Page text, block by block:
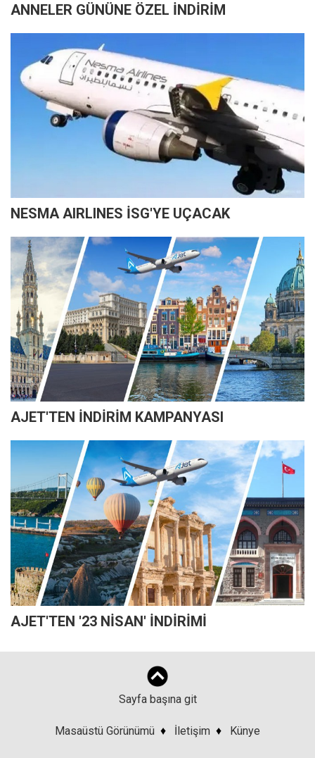
ANNELER GÜNÜNE ÖZEL İNDİRİM
NESMA AIRLINES İSG'YE UÇACAK
AJET'TEN İNDİRİM KAMPANYASI
AJET'TEN '23 NİSAN' İNDİRİMİ
Sayfa başına git
Masaüstü Görünümü ♦ İletişim ♦ Künye